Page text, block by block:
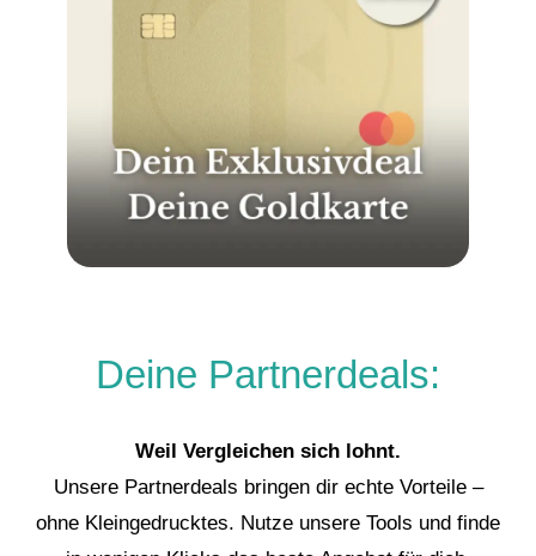
Deine Partnerdeals:
Weil Vergleichen sich lohnt.
Unsere Partnerdeals bringen dir echte Vorteile –
ohne Kleingedrucktes. Nutze unsere Tools und finde